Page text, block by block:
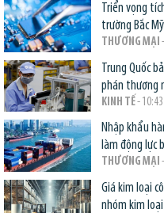
Triển vọng
trường Bắc Mỹ
THƯƠNG MẠI
Trung Quốc
phán thương
KINH TẾ-
Nhập khẩu
làm động lực
THƯƠNG MẠI
Giá kim loại
nhóm kim loại